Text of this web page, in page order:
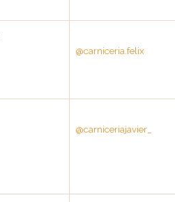
@carniceria.felix
@carniceriajavier_